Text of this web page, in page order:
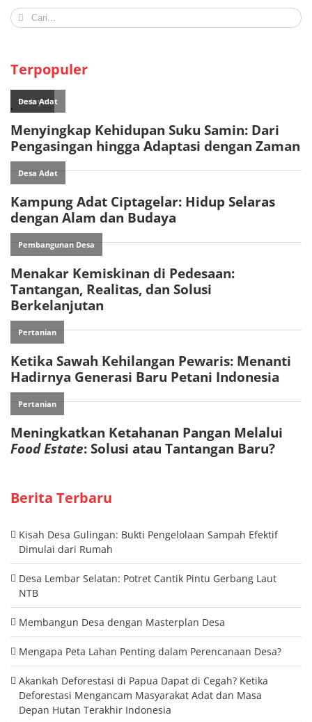
Search
for:
Terpopuler
Berita Terbaru
Kisah Desa Gulingan: Bukti Pengelolaan Sampah Efektif
Dimulai dari Rumah
Desa Lembar Selatan: Potret Cantik Pintu Gerbang Laut
NTB
Membangun Desa dengan Masterplan Desa
Mengapa Peta Lahan Penting dalam Perencanaan Desa?
Akankah Deforestasi di Papua Dapat di Cegah? Ketika
Deforestasi Mengancam Masyarakat Adat dan Masa
Depan Hutan Terakhir Indonesia